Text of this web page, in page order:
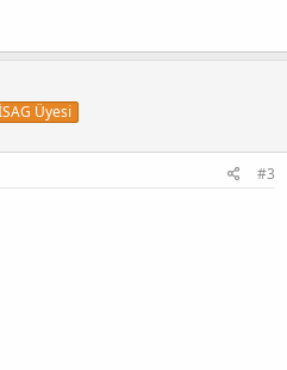
Üyesi
#3